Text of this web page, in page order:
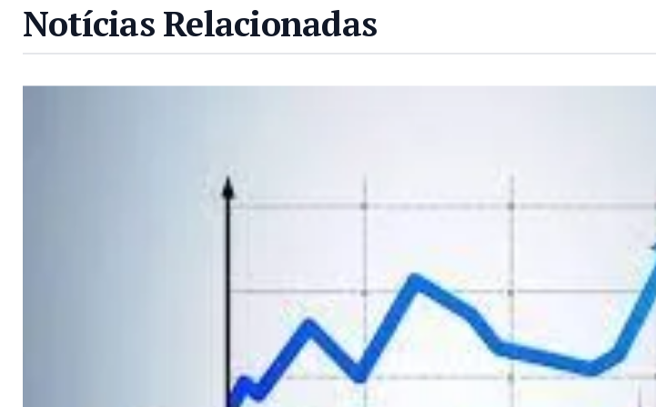
Notícias Relacionadas